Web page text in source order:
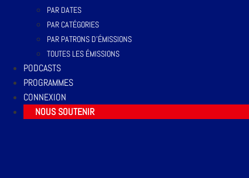
PAR DATES
PAR CATÉGORIES
PAR PATRONS D’ÉMISSIONS
TOUTES LES ÉMISSIONS
PODCASTS
PROGRAMMES
CONNEXION
NOUS SOUTENIR